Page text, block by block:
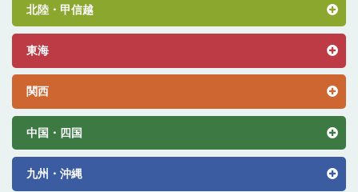
北陸・甲信越
東海
関西
中国・四国
九州・沖縄